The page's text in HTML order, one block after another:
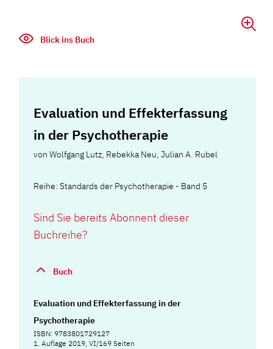
Blick ins Buch
Evaluation und Effekterfassung
in der Psychotherapie
vonWolfgang Lutz, Rebekka Neu,Julian A. Rubel
Reihe: Standards der Psychotherapie - Band 5
Sind Sie bereits Abonnent dieser
Buchreihe?
Buch
Evaluation und Effekterfassung in der
Psychotherapie
ISBN: 9783801729127
1. Auflage 2019, VI/169 Seiten